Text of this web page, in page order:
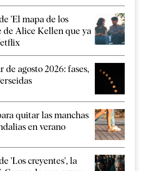
'El mapa de los
de Alice Kellen que ya
agosto 2026: fases,
quitar las manchas
en verano
'Los creyentes', la